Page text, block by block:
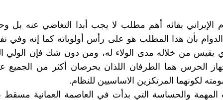
الإيراني بقائه أهم مطلب لا يجب أبدا التغاضي عنه بل
بأن هذا المطلب هو على رأس أولوياته کما إنه وفي
يقيس من خلاله مدى الولاء له، ومن دون شك فإن الولي
الحرس هما الطرفان اللذان يحرصان أکثر من الجميع
لکونهما المرتکزين الاساسيين للنظام.
المهمة والحساسة التي بدأت في العاصمة العمانية مسقط